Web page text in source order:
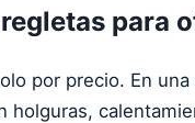
para
por precio. En